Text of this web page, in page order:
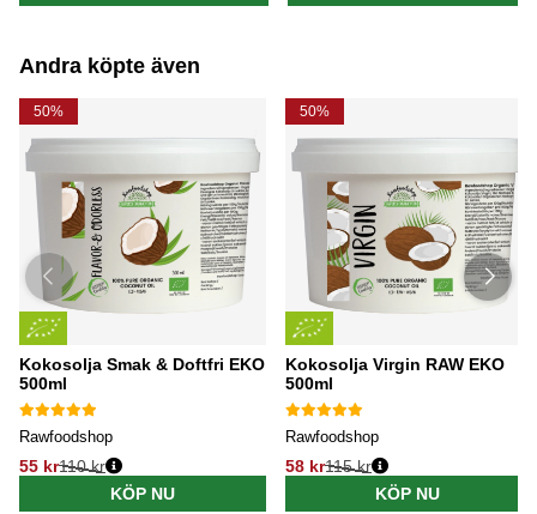
Andra köpte även
50%
Kokosolja Smak & Doftfri EKO
500ml
Rawfoodshop
55 kr110 kr
KÖP NU
50%
Kokosolja Virgin RAW EKO
500ml
Rawfoodshop
58 kr115 kr
KÖP NU